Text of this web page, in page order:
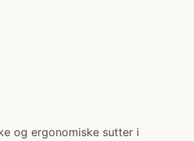
og ergonomiske sutter i